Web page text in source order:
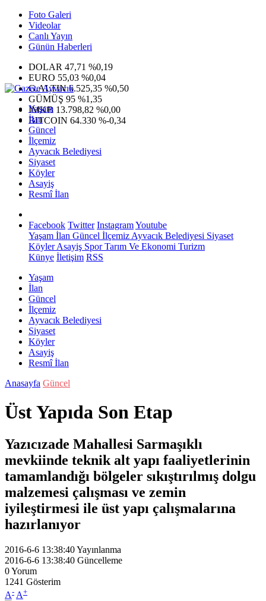
Foto Galeri
Videolar
Canlı Yayın
Günün Haberleri
DOLAR 47,71 %0,19
EURO 55,03 %0,04
G.ALTIN6.525,35 %0,50
GÜMÜŞ 95 %1,35
IMKB 13.798,82 %0,00
BITCOIN 64.330 %-0,34
Yaşam
İlan
Güncel
İlçemiz
Ayvacık Belediyesi
Siyaset
Köyler
Asayiş
Resmî İlan
Facebook Twitter InstagramYoutube
Yaşam İlan Güncel İlçemiz Ayvacık Belediyesi Siyaset
KöylerAsayiş SporTarım Ve Ekonomi Turizm
Künye İletişim RSS
Yaşam
İlan
Güncel
İlçemiz
Ayvacık Belediyesi
Siyaset
Köyler
Asayiş
Resmî İlan
Anasayfa Güncel
Üst Yapıda Son Etap
Yazıcızade Mahallesi Sarmaşıklı
mevkiinde teknik alt yapı faaliyetlerinin
tamamlandığı bölgeler sıkıştırılmış dolgu
malzemesi çalışması ve zemin
iyileştirmesi ile üst yapı çalışmalarına
hazırlanıyor
2016-6-6 13:38:40Yayınlanma
2016-6-6 13:38:40 Güncelleme
0Yorum
1241 Gösterim
A- A+